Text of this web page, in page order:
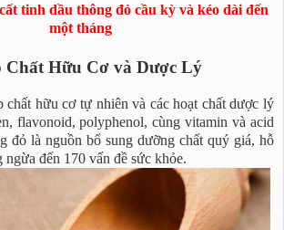
tinh dầu thông đỏ cầu kỳ và kéo dài đến
một tháng
Hữu Cơ và Dược Lý
chất hữu cơ tự nhiên và các hoạt chất dược lý
flavonoid, polyphenol, cùng vitamin và acid
đỏ là nguồn bổ sung dưỡng chất quý giá, hỗ
đến 170 vấn đề sức khỏe.